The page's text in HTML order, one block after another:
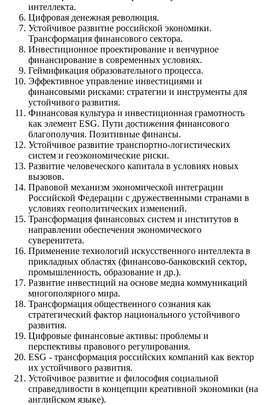
интеллекта.
Цифровая денежная революция.
Устойчивое развитие российской экономики.
Трансформация финансового сектора.
Инвестиционное проектирование и венчурное
финансирование в современных условиях.
Геймификация образовательного процесса.
Эффективное управление инвестициями и
финансовыми рисками: стратегии и инструменты для
устойчивого развития.
Финансовая культура и инвестиционная грамотность
как элемент ESG. Пути достижения финансового
благополучия. Позитивные финансы.
Устойчивое развитие транспортно-логистических
систем и геоэкономические риски.
Развитие человеческого капитала в условиях новых
вызовов.
Правовой механизм экономической интеграции
Российской Федерации с дружественными странами в
условиях геополитических изменений.
Трансформация финансовых систем и институтов в
направлении обеспечения экономического
суверенитета.
Применение технологий искусственного интеллекта в
прикладных областях (финансово-банковский сектор,
промышленность, образование и др.).
Развитие инвестиций на основе медиа коммуникаций
многополярного мира.
Трансформация общественного сознания как
стратегический фактор национального устойчивого
развития.
Цифровые финансовые активы: проблемы и
перспективы правового регулирования.
ESG - трансформация российских компаний как вектор
их устойчивого развития.
Устойчивое развитие и философия социальной
справедливости в концепции креативной экономики (на
английском языке).